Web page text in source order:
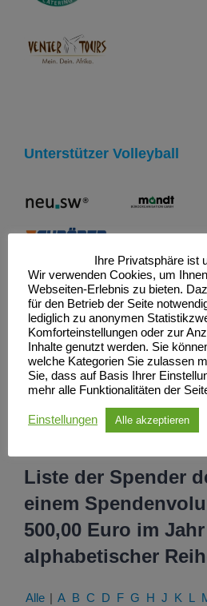
Unterstützer Volleyball
Unterstützer Verein
Liste der Spender
einem
500,00 Euro im
alphabetischer
Alle A B C D F G H J K L
Ihre Privatsphäre ist
Wir verwenden Cookies, um
Webseiten-Erlebnis zu bieten.
für den Betrieb der Seite
lediglich zu anonymen
Komforteinstellungen oder zur
Inhalte genutzt werden. Sie
welche Kategorien Sie zulassen
Sie, dass auf Basis Ihrer
mehr alle Funktionalitäten der
Einstellungen Alle akzeptieren